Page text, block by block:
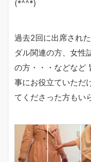
(*^^*)
過去2回に出席され
ダル関連の方、女性
の方・・・などなど
事にお役立ていただ
てくださった方もい